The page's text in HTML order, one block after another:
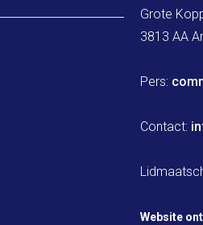
Grote
3813 AA
Pers:
Contact:
Website